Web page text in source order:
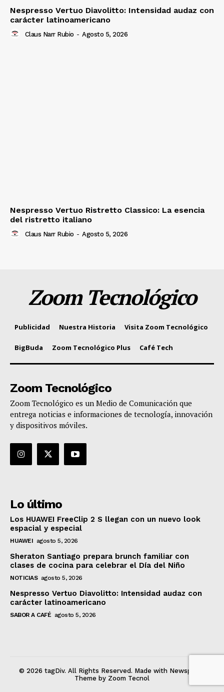
Nespresso Vertuo Diavolitto: Intensidad audaz con
carácter latinoamericano
Claus Narr Rubio - Agosto 5, 2026
Nespresso Vertuo Ristretto Classico: La esencia
del ristretto italiano
Claus Narr Rubio - Agosto 5, 2026
Zoom Tecnológico
Publicidad Nuestra Historia Visita Zoom Tecnológico
BigBuda Zoom Tecnológico Plus Café Tech
Zoom Tecnológico
Zoom Tecnológico es un Medio de Comunicación que
entrega noticias e informaciones de tecnología, innovación
y dispositivos móviles.
Lo último
Los HUAWEI FreeClip 2 S llegan con un nuevo look
espacial y especial
HUAWEI agosto 5, 2026
Sheraton Santiago prepara brunch familiar con
clases de cocina para celebrar el Día del Niño
NOTICIAS agosto 5, 2026
Nespresso Vertuo Diavolitto: Intensidad audaz con
carácter latinoamericano
SABOR A CAFÉ agosto 5, 2026
© 2026 tagDiv. All Rights Reserved. Made with Newspaper
Theme by Zoom Tecnol